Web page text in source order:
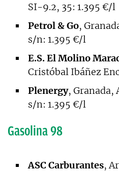
SI-9.2, 35: 1.395 €/l
Petrol & Go,
s/n: 1.395 €/l
E.S. El Molino
Cristóbal Ibáñez
Plenergy, Granada,
s/n: 1.395 €/l
Gasolina 98
ASC Carburantes,